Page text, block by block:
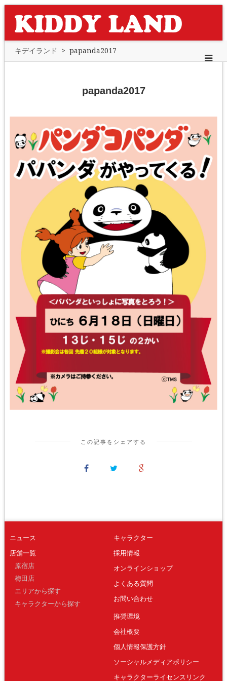
キデイランド > papanda2017
papanda2017
この記事をシェアする
ニュース
店舗一覧
原宿店
梅田店
エリアから探す
キャラクターから探す
キャラクター
採用情報
オンラインショップ
よくある質問
お問い合わせ
推奨環境
会社概要
個人情報保護方針
ソーシャルメディアポリシー
キャラクターライセンスリンク